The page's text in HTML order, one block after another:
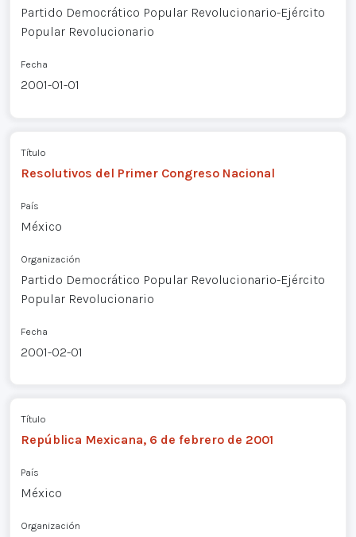
Partido Democrático Popular Revolucionario-Ejército
Popular Revolucionario
Fecha
2001-01-01
Título
Resolutivos del Primer Congreso Nacional
País
México
Organización
Partido Democrático Popular Revolucionario-Ejército
Popular Revolucionario
Fecha
2001-02-01
Título
República Mexicana, 6 de febrero de 2001
País
México
Organización